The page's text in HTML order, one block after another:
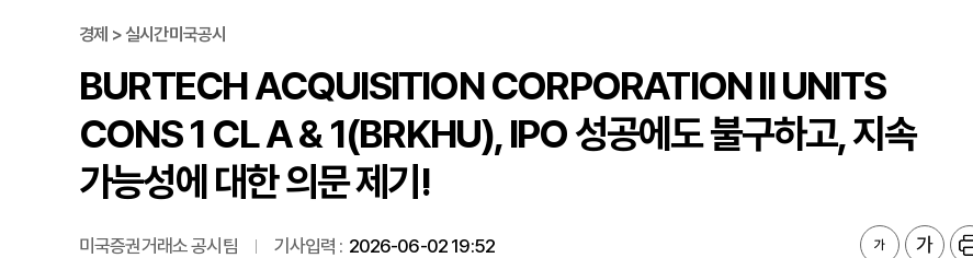
경제 > 실시간미국공시
BURTECH ACQUISITION CORPORATION II UNITS
CONS 1 CL A & 1(BRKHU), IPO 성공에도 불구하고, 지속
가능성에 대한 의문 제기!
미국증권거래소 공시팀 기사입력 : 2026-06-02 19:52